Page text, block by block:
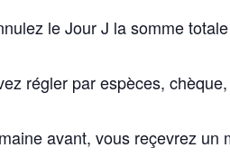
le Jour J la somme
régler par espèces,
avant, vous reçevrez un